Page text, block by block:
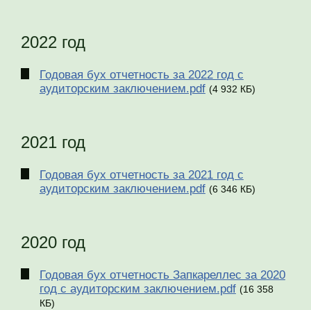
2022 год
Годовая бух отчетность за 2022 год с
аудиторским заключением.pdf (4 932 КБ)
2021 год
Годовая бух отчетность за 2021 год с
аудиторским заключением.pdf (6 346 КБ)
2020 год
Годовая бух отчетность Запкареллес за 2020
год с аудиторским заключением.pdf (16 358
КБ)